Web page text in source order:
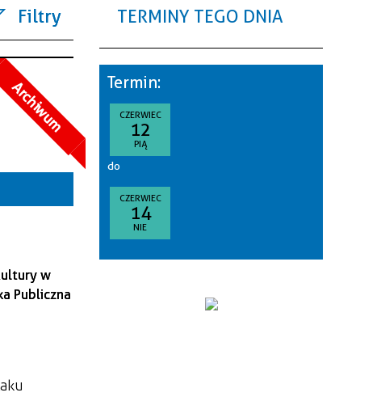
Filtry
fraza
—
Archiwum
w
Publiczna
TERMINY TEGO DNIA
Termin:
CZERWIEC
12
PIĄ
do
CZERWIEC
14
NIE